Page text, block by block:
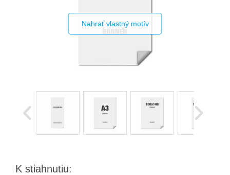
Nahrať vlastný motív
K stiahnutiu: